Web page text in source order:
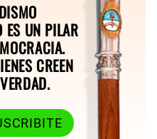
ES UN PILAR
CREEN